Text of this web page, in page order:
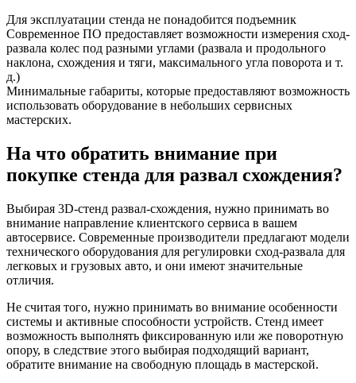
Для эксплуатации стенда не понадобится подъемник
Современное ПО предоставляет возможности измерения сход-
развала колес под разными углами (развала и продольного
наклона, схождения и тяги, максимального угла поворота и т.
д.)
Минимальные габариты, которые предоставляют возможность
использовать оборудование в небольших сервисных
мастерских.
На что обратить внимание при
покупке стенда для развал схождения?
Выбирая 3D-стенд развал-схождения, нужно принимать во
внимание направление клиентского сервиса в вашем
автосервисе. Современные производители предлагают модели
технического оборудования для регулировки сход-развала для
легковых и грузовых авто, и они имеют значительные
отличия.
Не считая того, нужно принимать во внимание особенности
системы и активные способности устройств. Стенд имеет
возможность выполнять фиксированную или же поворотную
опору, в следствие этого выбирая подходящий вариант,
обратите внимание на свободную площадь в мастерской.